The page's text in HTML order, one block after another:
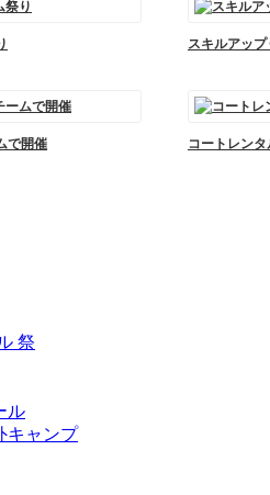
スキルアッ
で開催 コートレン
祭
ル
キャンプ